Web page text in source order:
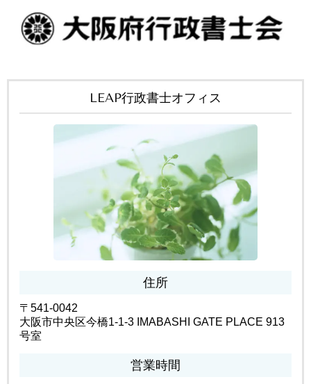
LEAP行政書士オフィス
住所
〒541-0042
大阪市中央区今橋1-1-3 IMABASHI GATE PLACE 913
号室
営業時間